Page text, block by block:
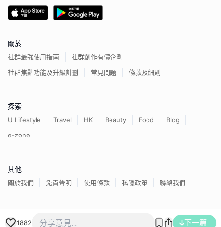
1882 下一篇
關於
社群最強使用指南
社群創作有價企劃
社群焦點功能及升級計劃
常見問題 條款及細則
探索
U Lifestyle Travel HK Beauty Food
Blog
e-zone
其他
關於我們 免責聲明 使用條款 私隱政策 聯絡我們
香港經濟日報版權所有©